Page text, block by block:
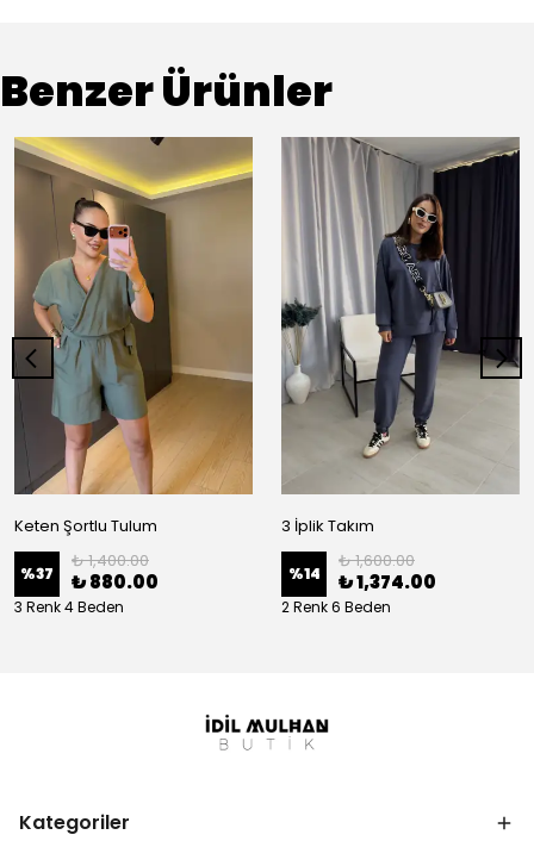
Benzer Ürünler
Keten Şortlu Tulum
%37
₺ 1,400.00
₺ 880.00
3 Renk 4 Beden
3 İplik Takım
%14
₺ 1,600.00
₺ 1,374.00
2 Renk 6 Beden
Kategoriler